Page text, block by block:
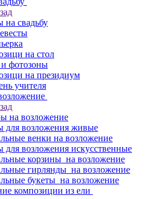
на свадьбу
на стол
фотозоны
на президиум
учителя
на возложение
для возложения живые
венки на возложение
для возложения искусственные
корзины на возложение
гирлянды на возложение
букеты на возложение
композиции из ели